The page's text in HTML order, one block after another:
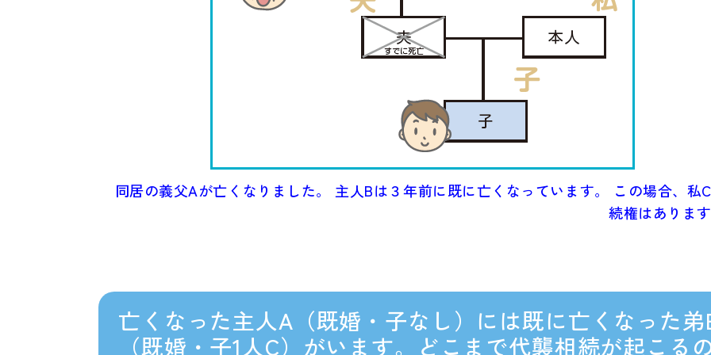
同居の義父Aが亡くなりました。 主人Bは３年前に既に亡くなっています。 この場合、私
続権はありま
亡くなった主人A（既婚・子なし）には既に亡くなった弟
（既婚・子1人C）がいます。どこまで代襲相続が起こる